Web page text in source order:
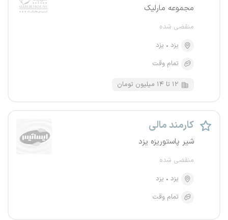
مجموعه مارلیک
منقضی شده
یزد
یزد
تمام وقت
۱۲ تا ۱۴ میلیون تومان
کارمند مالی
شیر پاستوریزه یزد
منقضی شده
یزد
یزد
تمام وقت